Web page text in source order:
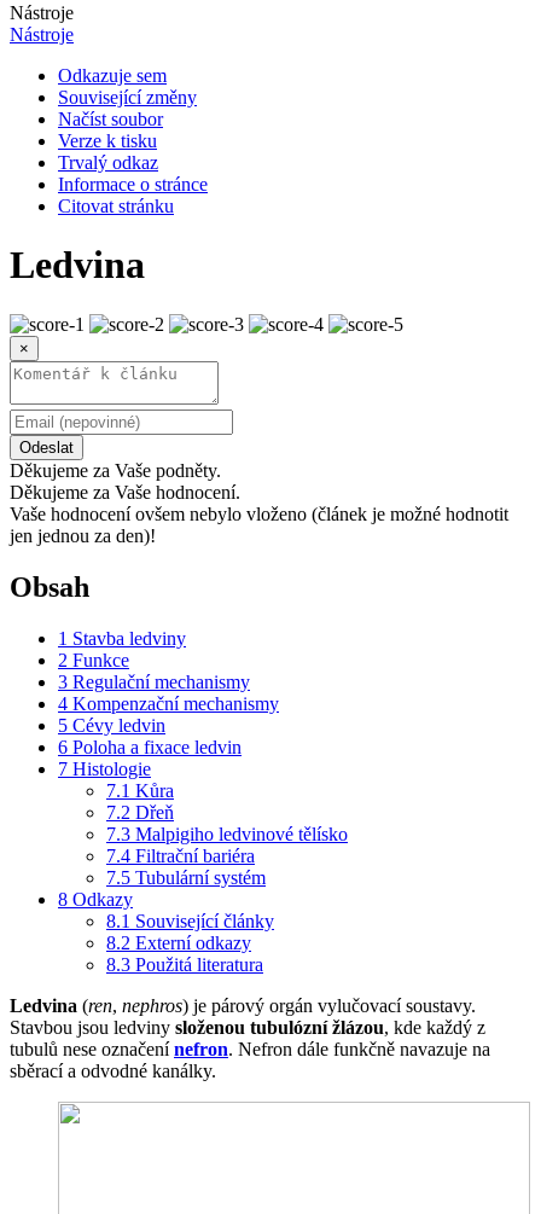
Nástroje
Nástroje
Odkazuje sem
Související změny
Načíst soubor
Verze k tisku
Trvalý odkaz
Informace o stránce
Citovat stránku
Ledvina
×
Odeslat
Děkujeme za Vaše podněty.
Děkujeme za Vaše hodnocení.
Vaše hodnocení ovšem nebylo vloženo (článek je možné hodnotit
jen jednou za den)!
Obsah
1 Stavba ledviny
2 Funkce
3 Regulační mechanismy
4 Kompenzační mechanismy
5 Cévy ledvin
6 Poloha a fixace ledvin
7 Histologie
7.1 Kůra
7.2 Dřeň
7.3 Malpigiho ledvinové tělísko
7.4 Filtrační bariéra
7.5 Tubulární systém
8 Odkazy
8.1 Související články
8.2 Externí odkazy
8.3 Použitá literatura
Ledvina (ren, nephros) je párový orgán vylučovací soustavy.
Stavbou jsou ledviny složenou tubulózní žlázou, kde každý z
tubulů nese označenínefron. Nefron dále funkčně navazuje na
sběrací a odvodné kanálky.